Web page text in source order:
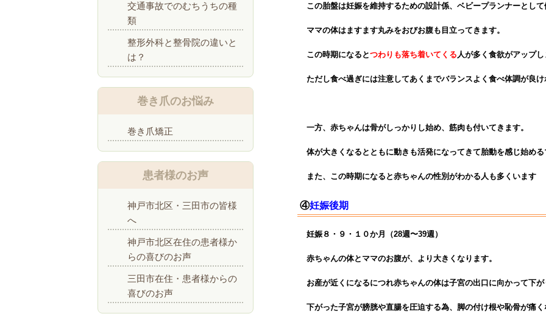
この胎盤は妊娠を維持するための設計係、 ベビープランナーとし
ママの体はますます丸みをおびお腹も 目立ってきます。
この時期になるとつわりも落ち着いてくる人が多く 食欲がアップし
ただし食べ過ぎには注意してあくまでバランスよく食べ体調が良け
一方、赤ちゃんは骨がしっかりし始め、 筋肉も付いてきます。
体が大きくなるとともに動きも活発になってきて胎動を感じ始め
また、この時期になると赤ちゃんの性別がわかる人も多くいます
④妊娠後期
妊娠８・９・１０か月（28週〜39週）
赤ちゃんの体とママのお腹が、より大きくなります。
お産が近くになるにつれ赤ちゃんの体は子宮の出口に向かって下が
下がった子宮が膀胱や直腸を圧迫する為、 脚の付け根や恥骨が痛
交通事故でのむちうちの種
類
整形外科と整骨院の違いと
は？
巻き爪のお悩み
巻き爪矯正
患者様のお声
神戸市北区・三田市の皆様
へ
神戸市北区在住の患者様か
らの喜びのお声
三田市在住・患者様からの
喜びのお声